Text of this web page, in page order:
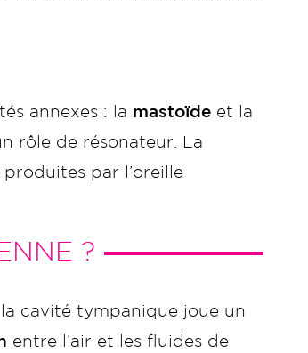
annexes : la mastoïde et la
rôle de résonateur. La
par l’oreille
?
cavité tympanique joue un
entre l’air et les fluides de